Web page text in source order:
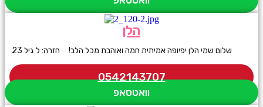
הלן
שלום שמי הלן יפיופה אמיתית חמה ואוהבת מכל הלב! חזרה: ל גיל 23
0542143707
וואטסאפ